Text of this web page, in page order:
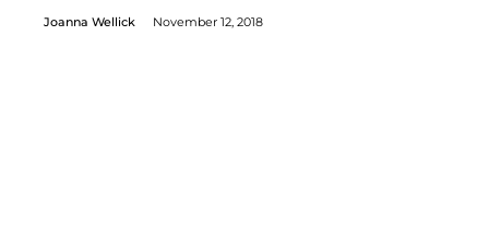
Joanna Wellick November 12, 2018